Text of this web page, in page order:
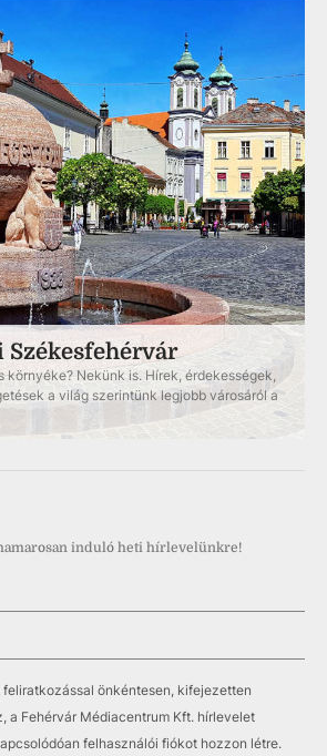
környéke? Nekünk is. Hírek, érdekességek,
a világ szerintünk legjobb városáról a
induló heti hírlevelünkre!
önkéntesen, kifejezetten
a Fehérvár Médiacentrum Kft. hírlevelet
felhasználói fiókot hozzon létre.